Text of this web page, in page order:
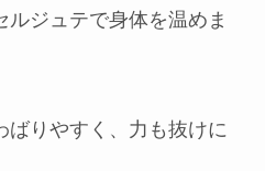
ジュテで身体を温めま
ばりやすく、力も抜けに